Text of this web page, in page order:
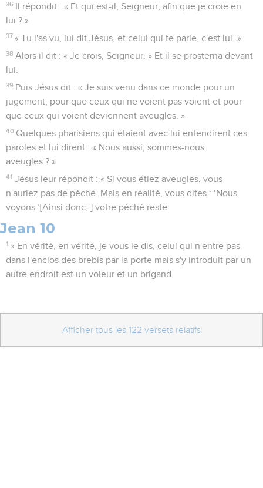
36
Il répondit : « Et qui est-il, Seigneur, afin que je croie en
lui ? »
37 « Tu l'as vu, lui dit Jésus, et celui qui te parle, c'est lui. »
38 Alors il dit : « Je crois, Seigneur. » Et il se prosterna devant
lui.
39 Puis Jésus dit : « Je suis venu dans ce monde pour un
jugement, pour que ceux qui ne voient pas voient et pour
que ceux qui voient deviennent aveugles. »
40 Quelques pharisiens qui étaient avec lui entendirent ces
paroles et lui dirent : « Nous aussi, sommes-nous
aveugles ? »
41 Jésus leur répondit : « Si vous étiez aveugles, vous
n'auriez pas de péché. Mais en réalité, vous dites : ‘Nous
voyons.’[Ainsi donc, ] votre péché reste.
Jean 10
1 » En vérité, en vérité, je vous le dis, celui qui n'entre pas
dans l'enclos des brebis par la porte mais s'y introduit par un
autre endroit est un voleur et un brigand.
Afficher tous les 122 versets relatifs